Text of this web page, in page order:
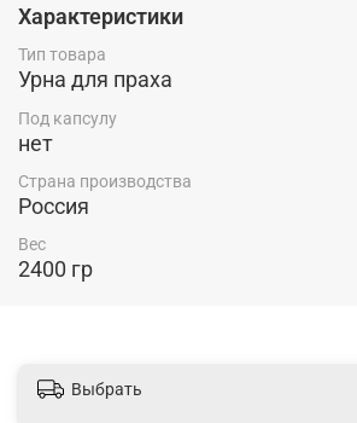
Характеристики
Тип товара
Урна для праха
Под капсулу
нет
Страна производства
Россия
Вес
2400 гр
Выбрать